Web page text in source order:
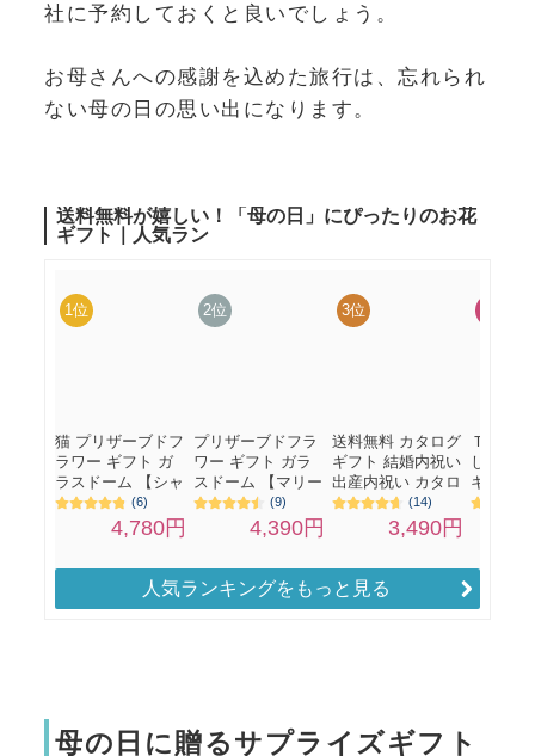
社に予約しておくと良いでしょう。
お母さんへの感謝を込めた旅行は、忘れられ
ない母の日の思い出になります。
人気ランキングをもっと見る
母の日に贈るサプライズギフト